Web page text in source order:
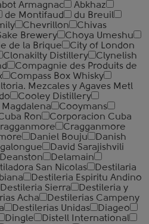
Armagnac
Abkhaz
de Montifaud
du Breuil
Chevrillon
Chivas
Brewery
Choya Umeshu
de la Brique
City of London
Clonakilty Distillery
Clynelish
Compagnie des Produits de
Compass Box Whisky
Mezcales y Agaves Metl
Cooley Distillery
Cooymans
Ron
Corporacion Cuba
Cragganmore
Daniel Bouju
Danish
David Sarajishvili
Deanston
Delamain
San Nicolas
Destilaria
Destileria Espiritu Andino
Destileria Sierra
Destileria y
Acha
Destilerias Campeny
Destilerias Unidas
Diageo
Dingle
Distell International